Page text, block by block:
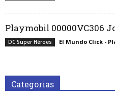
Playmobil 00000VC306
DC Super Héroes El Mundo Click -
Categorias